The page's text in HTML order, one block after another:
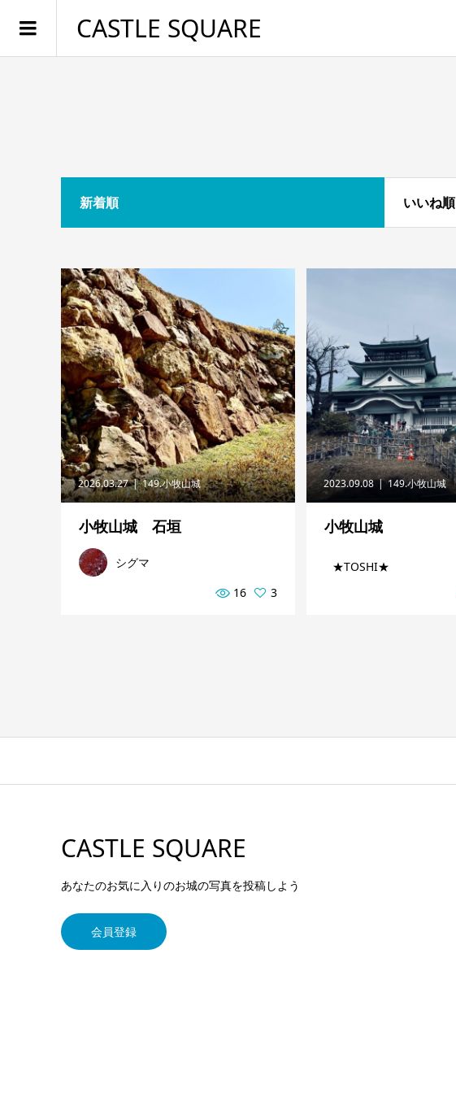
CASTLE SQUARE
新着順 いいね順
2026.03.27 149.小牧山城
小牧山城 石垣
シグマ
16
3
2023.09.08 149.小牧山城
小牧山城
★TOSHI★
CASTLE SQUARE
あなたのお気に入りのお城の写真を投稿しよう
会員登録